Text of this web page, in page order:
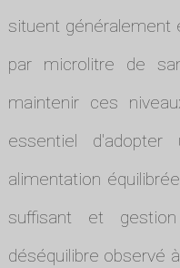
situent
par microlitre de
maintenir ces
essentiel
alimentation
suffisant et
déséquilibre observé